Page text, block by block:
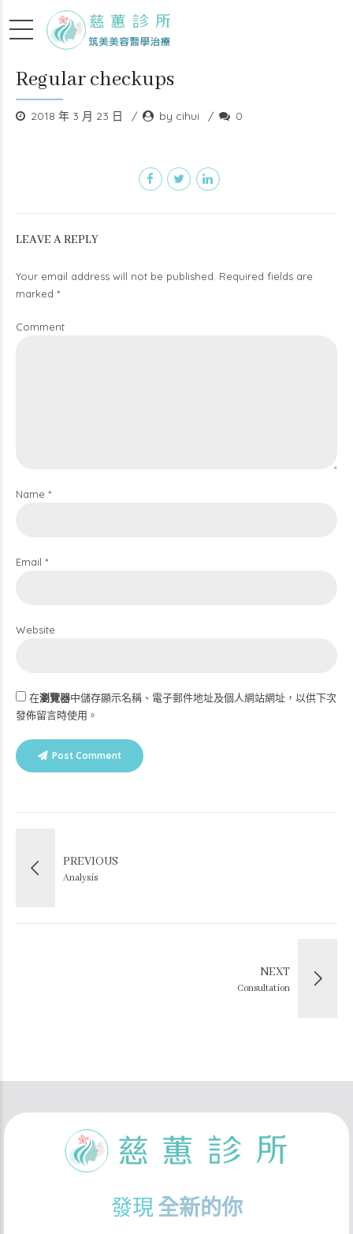
Regular checkups
2018 年 3 月 23 日 by cihui 0
LEAVE A REPLY
Your email address will not be published. Required fields are
marked *
Comment
Name *
Email *
Website
在瀏覽器中儲存顯示名稱、電子郵件地址及個人網站網址，以供下次
發佈留言時使用。
Post Comment
PREVIOUS
Analysis
NEXT
Consultation
發現 全新的你